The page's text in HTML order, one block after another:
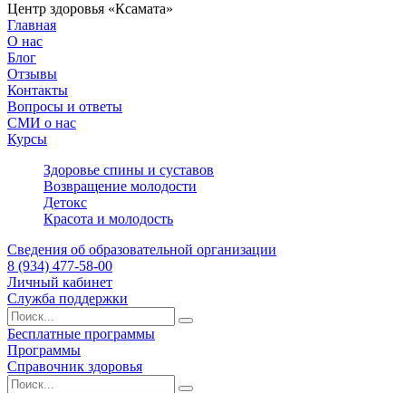
Центр здоровья «Ксамата»
Главная
О нас
Блог
Отзывы
Контакты
Вопросы и ответы
СМИ о нас
Курсы
Здоровье спины и суставов
Возвращение молодости
Детокс
Красота и молодость
Сведения об образовательной организации
8 (934) 477-58-00
Личный кабинет
Служба поддержки
Бесплатные программы
Программы
Справочник здоровья